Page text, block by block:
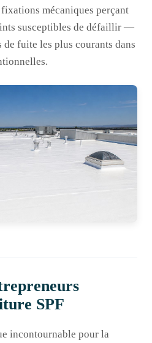
mécaniques perçant
susceptibles de défaillir —
fuite les plus courants dans
SPF
incontournable pour la